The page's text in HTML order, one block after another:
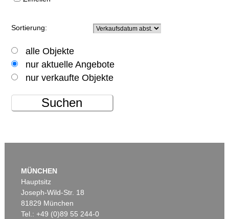
Sortierung:
alle Objekte
nur aktuelle Angebote
nur verkaufte Objekte
Suchen
MÜNCHEN
Hauptsitz
Joseph-Wild-Str. 18
81829 München
Tel.: +49 (0)89 55 244-0